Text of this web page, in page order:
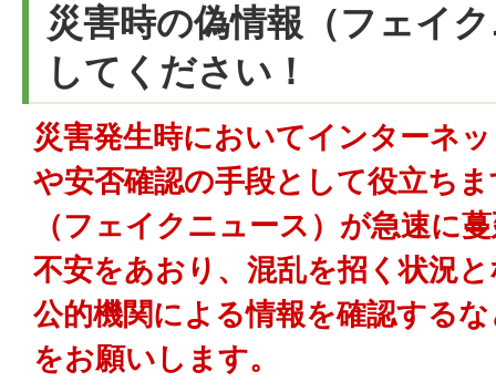
災害時の偽情報（フェイ
してください！
災害発生時においてインターネ
や安否確認の手段として役立ち
（フェイクニュース）が急速に
不安をあおり、混乱を招く状況
公的機関による情報を確認する
をお願いします。